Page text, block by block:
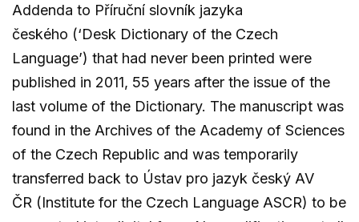
Addenda to Příruční slovník jazyka
českého (‘Desk Dictionary of the Czech
Language’) that had never been printed were
published in 2011, 55 years after the issue of the
last volume of the Dictionary. The manuscript was
found in the Archives of the Academy of Sciences
of the Czech Republic and was temporarily
transferred back to Ústav pro jazyk český AV
ČR (Institute for the Czech Language ASCR) to be